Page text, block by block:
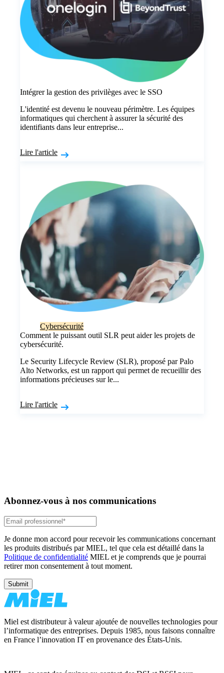
Intégrer la gestion des privilèges avec le SSO
L'identité est devenu le nouveau périmètre. Les équipes
informatiques qui cherchent à assurer la sécurité des
identifiants dans leur entreprise...
Lire l'article
Cybersécurité
Comment le puissant outil SLR peut aider les projets de
cybersécurité.
Le Security Lifecycle Review (SLR), proposé par Palo
Alto Networks, est un rapport qui permet de recueillir des
informations précieuses sur le...
Lire l'article
Abonnez-vous à nos communications
Je donne mon accord pour recevoir les communications concernant
les produits distribués par MIEL, tel que cela est détaillé dans la
Politique de confidentialité MIEL et je comprends que je pourrai
retirer mon consentement à tout moment.
Miel est distributeur à valeur ajoutée de nouvelles technologies pour
l’informatique des entreprises. Depuis 1985, nous faisons connaître
en France l’innovation IT en provenance des États-Unis.